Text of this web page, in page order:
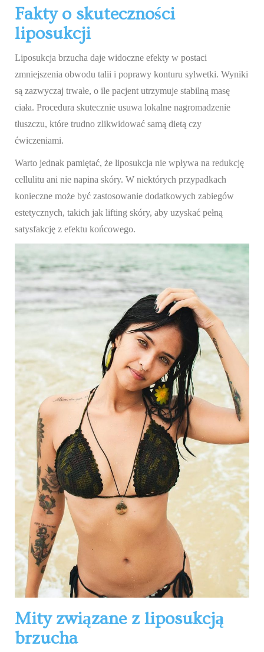
Fakty o skuteczności
liposukcji
Liposukcja brzucha daje widoczne efekty w postaci
zmniejszenia obwodu talii i poprawy konturu sylwetki. Wyniki
są zazwyczaj trwałe, o ile pacjent utrzymuje stabilną masę
ciała. Procedura skutecznie usuwa lokalne nagromadzenie
tłuszczu, które trudno zlikwidować samą dietą czy
ćwiczeniami.
Warto jednak pamiętać, że liposukcja nie wpływa na redukcję
cellulitu ani nie napina skóry. W niektórych przypadkach
konieczne może być zastosowanie dodatkowych zabiegów
estetycznych, takich jak lifting skóry, aby uzyskać pełną
satysfakcję z efektu końcowego.
Mity związane z liposukcją
brzucha